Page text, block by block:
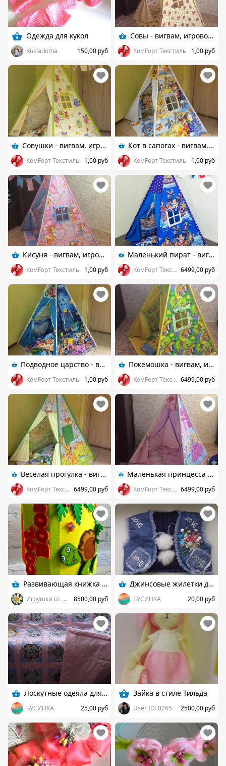
Одежда для кукол
Kukladoma 150,00 руб
Совы - вигвам, игровой комплект
КомFорт Текстиль 1,00 руб
Совушки - вигвам, игровой комплект
КомFорт Текстиль 1,00 руб
Кот в сапогах - вигвам, игровой комплект
КомFорт Текстиль 1,00 руб
Кисуня - вигвам, игровой комплект
КомFорт Текстиль 1,00 руб
Маленький пират - вигвам, игровой комплект
КомFорт Текстиль 6499,00 руб
Подводное царство - вигвам, игровой комплект
КомFорт Текстиль 1,00 руб
Покемошка - вигвам, игровой комплект
КомFорт Текстиль 6499,00 руб
Веселая прогулка - вигвам, игровой комплект
КомFорт Текстиль 6499,00 руб
Маленькая принцесса - вигвам, игровой комплект
КомFорт Текстиль 6499,00 руб
Развивающая книжка из фетра
Игрушки от Ланы Рудаковой 8500,00 руб
Джинсовые жилетки для девочек
БУСИНКА 20,00 руб
Лоскутные одеяла для деток
БУСИНКА 25,00 руб
Зайка в стиле Тильда
User ID: 8265 2500,00 руб